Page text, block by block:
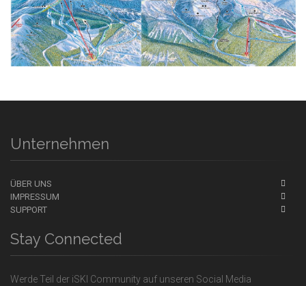
Unternehmen
ÜBER UNS
IMPRESSUM
SUPPORT
Stay Connected
Werde Teil der iSKI Community auf unseren Social Media